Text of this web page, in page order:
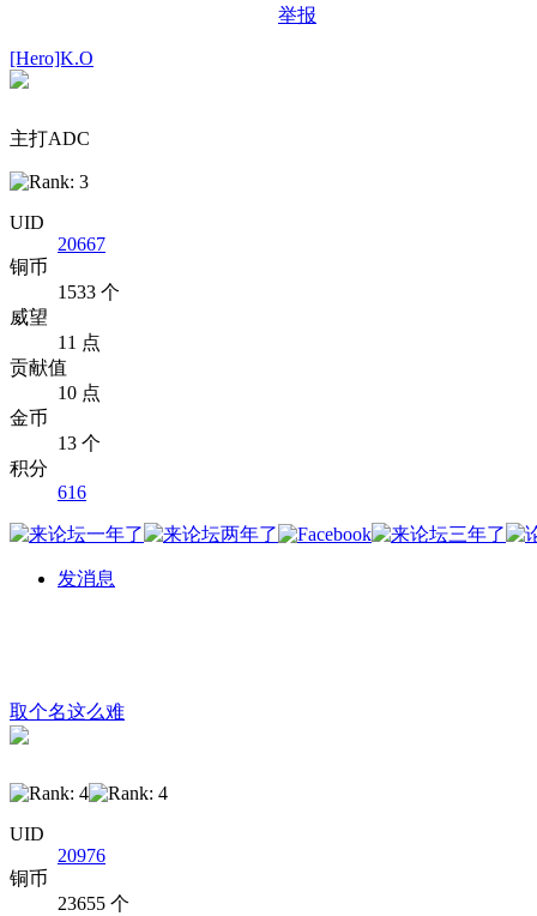
举报
[Hero]K.O
主打ADC
UID
20667
铜币
1533 个
威望
11 点
贡献值
10 点
金币
13 个
积分
616
发消息
取个名这么难
UID
20976
铜币
23655 个